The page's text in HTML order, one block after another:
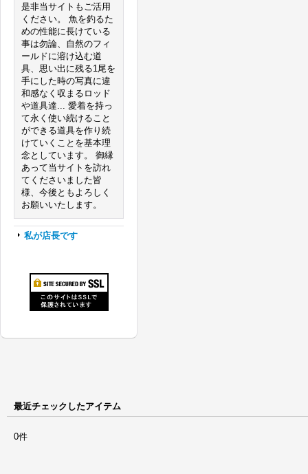
是非当サイトもご活用
ください。 魚を釣るた
めの性能に長けている
事は勿論、自然のフィ
ールドに溶け込む道
具、思い出に残る1尾を
手にした時の写真に違
和感なく収まるロッド
や道具達... 愛着を持っ
て永く使い続けること
ができる道具を作り続
けていくことを基本理
念としています。 御縁
あって当サイトを訪れ
てくださいました皆
様、今後ともよろしく
お願いいたします。
私が店長です
最近チェックしたアイテム
0件